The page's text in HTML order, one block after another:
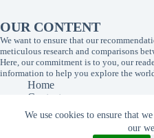
We use cookies to ensure that
our
OUR CONTENT
We want to ensure that our
meticulous research and comparisons
Here, our commitment is to you, our
information to help you explore the
Home
Contact
About Us
Privacy Policy